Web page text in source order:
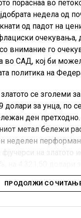
пораснаа во
недела од
од падот на
очекувања,
внимание го
во САД, кој би
политика на
се зголеми
долари за унца, по
ден
метал бележи
неделен
на златото
на
ПРОДОЛЖИ СО